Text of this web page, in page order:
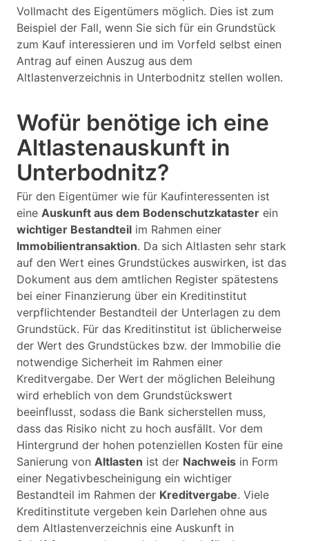
Vollmacht des Eigentümers möglich. Dies ist zum
Beispiel der Fall, wenn Sie sich für ein Grundstück
zum Kauf interessieren und im Vorfeld selbst einen
Antrag auf einen Auszug aus dem
Altlastenverzeichnis in Unterbodnitz stellen wollen.
Wofür benötige ich eine
Altlastenauskunft in
Unterbodnitz?
Für den Eigentümer wie für Kaufinteressenten ist
eine Auskunft aus dem Bodenschutzkataster ein
wichtiger Bestandteil im Rahmen einer
Immobilientransaktion. Da sich Altlasten sehr stark
auf den Wert eines Grundstückes auswirken, ist das
Dokument aus dem amtlichen Register spätestens
bei einer Finanzierung über ein Kreditinstitut
verpflichtender Bestandteil der Unterlagen zu dem
Grundstück. Für das Kreditinstitut ist üblicherweise
der Wert des Grundstückes bzw. der Immobilie die
notwendige Sicherheit im Rahmen einer
Kreditvergabe. Der Wert der möglichen Beleihung
wird erheblich von dem Grundstückswert
beeinflusst, sodass die Bank sicherstellen muss,
dass das Risiko nicht zu hoch ausfällt. Vor dem
Hintergrund der hohen potenziellen Kosten für eine
Sanierung von Altlasten ist der Nachweis in Form
einer Negativbescheinigung ein wichtiger
Bestandteil im Rahmen der Kreditvergabe. Viele
Kreditinstitute vergeben kein Darlehen ohne aus
dem Altlastenverzeichnis eine Auskunft in